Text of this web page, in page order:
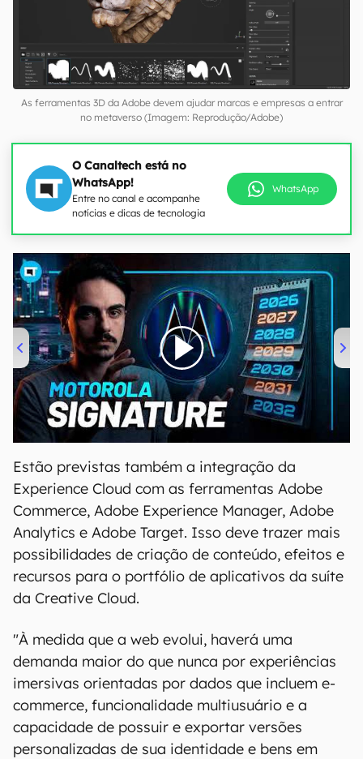
As ferramentas 3D da Adobe devem ajudar marcas e empresas a entrar
no metaverso (Imagem: Reprodução/Adobe)
O Canaltech está no
WhatsApp!
Entre no canal e acompanhe
notícias e dicas de tecnologia
WhatsApp
00:00/20:46
Estão previstas também a integração da
Experience Cloud com as ferramentas Adobe
Commerce, Adobe Experience Manager, Adobe
Analytics e Adobe Target. Isso deve trazer mais
possibilidades de criação de conteúdo, efeitos e
recursos para o portfólio de aplicativos da suíte
da Creative Cloud.
"À medida que a web evolui, haverá uma
demanda maior do que nunca por experiências
imersivas orientadas por dados que incluem e-
commerce, funcionalidade multiusuário e a
capacidade de possuir e exportar versões
personalizadas de sua identidade e bens em